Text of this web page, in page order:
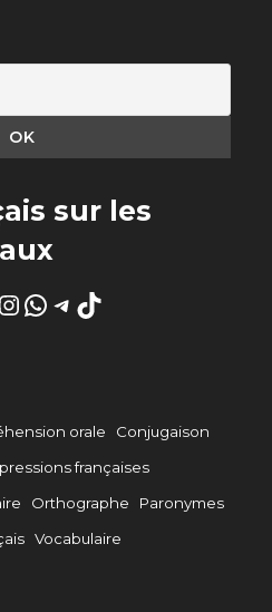
sur les
Instagram
WhatsApp
Telegram
TikTok
orale
Conjugaison
françaises
Orthographe
Paronymes
Vocabulaire